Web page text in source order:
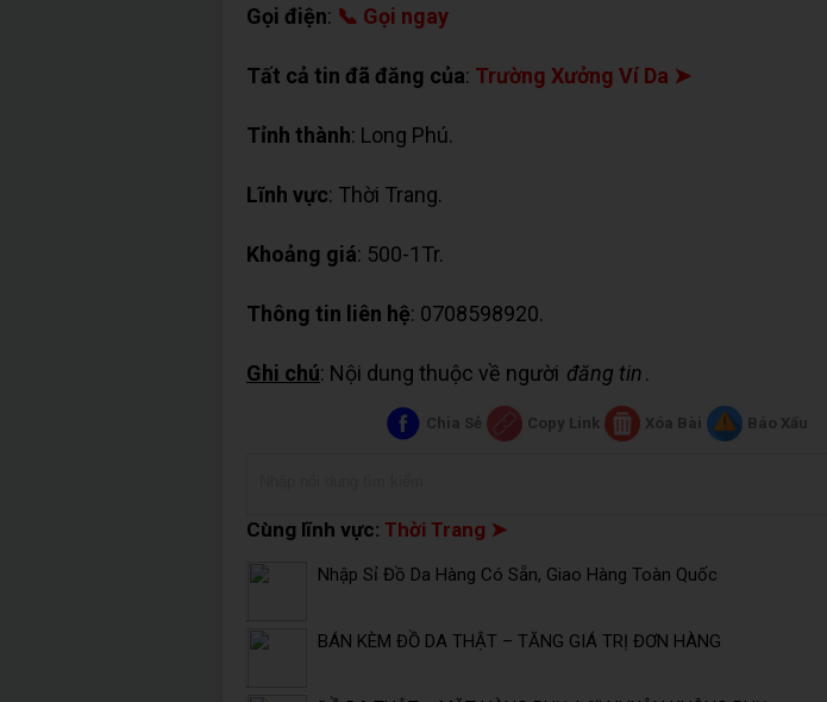
Gọi điện: 📞 Gọi ngay
Tất cả tin đã đăng của: Trường Xưởng Ví Da ➤
Tỉnh thành: Long Phú.
Lĩnh vực: Thời Trang.
Khoảng giá: 500-1Tr.
Thông tin liên hệ: 0708598920.
Ghi chú: Nội dung thuộc về người đăng tin.
Chia Sẻ Copy Link Xóa Bài Báo Xấu
Cùng lĩnh vực: Thời Trang ➤
Nhập Sỉ Đồ Da Hàng Có Sẵn, Giao Hàng Toàn Quốc
BÁN KÈM ĐỒ DA THẬT – TĂNG GIÁ TRỊ ĐƠN HÀNG